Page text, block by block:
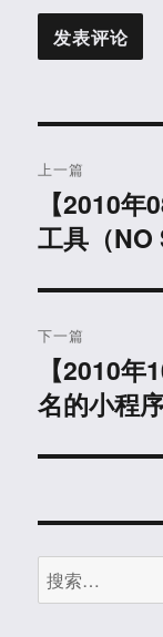
章
导
航
上一篇
篇
章：
【2010
工具（NO
下一篇
篇
章：
【2010
名的小程
搜
索：